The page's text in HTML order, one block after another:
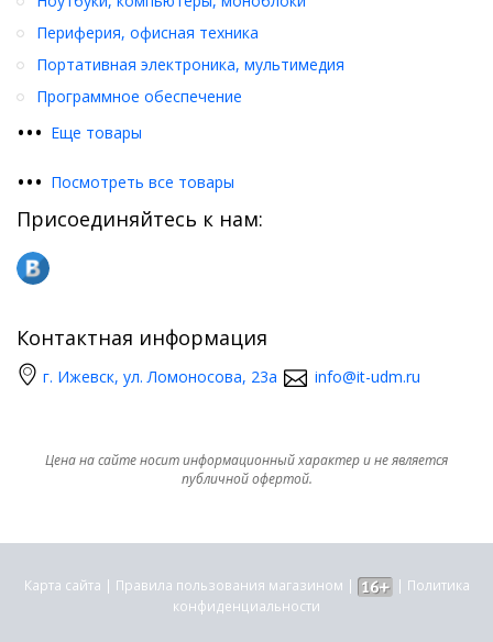
••• Еще товары
Периферия, офисная техника
Портативная электроника, мультимедия
Программное обеспечение
••• Посмотреть все товары
Присоединяйтесь к нам:
Контактная информация
г. Ижевск, ул. Ломоносова, 23а info@it-udm.ru
Цена на сайте носит информационный характер и не является
публичной офертой.
Карта сайта | Правила пользования магазином | | Политика
конфиденциальности